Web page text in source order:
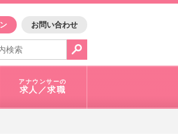
お問い合わせ
せ：
アナウンサーの
求人／求職